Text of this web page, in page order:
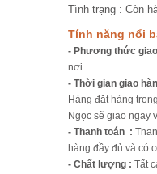
Tình trạng : Còn
Tính năng nổi
- Phương thức
nơi
- Thời gian giao
Hàng đặt hàng
Ngọc sẽ giao ngay
- Thanh toán :
hàng đầy đủ và có
- Chất lượng : Tất